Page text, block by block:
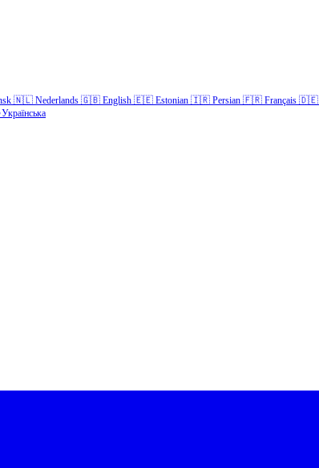
🇳🇱 Nederlands 🇬🇧 English 🇪🇪 Estonian 🇮🇷 Persian 🇫🇷 Français 🇩🇪
Українська